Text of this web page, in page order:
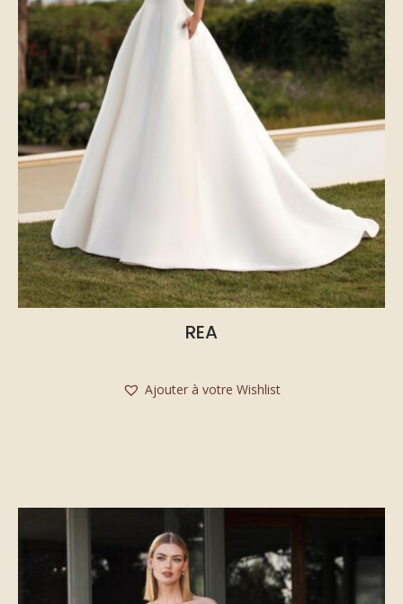
REA
Ajouter à votre Wishlist